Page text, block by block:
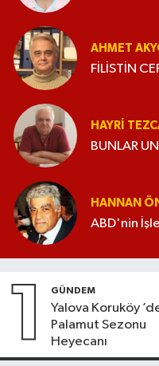
AHMET
FİLİSTİN
HAYRI
BUNLAR
HANNAN
ABD'nin
1 GÜNDEM
Yalova Koruköy
Palamut Sezonu
Heyecanı